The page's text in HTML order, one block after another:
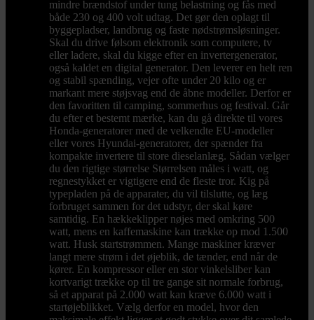
mindre brændstof under tung belastning og fås med
både 230 og 400 volt udtag. Det gør den oplagt til
byggepladser, landbrug og faste nødstrømsløsninger.
Skal du drive følsom elektronik som computere, tv
eller ladere, skal du kigge efter en invertergenerator,
også kaldet en digital generator. Den leverer en helt ren
og stabil spænding, vejer ofte under 20 kilo og er
markant mere støjsvag end de åbne modeller. Derfor er
den favoritten til camping, sommerhus og festival. Går
du efter et bestemt mærke, kan du gå direkte til vores
Honda-generatorer med de velkendte EU-modeller
eller vores Hyundai-generatorer, der spænder fra
kompakte invertere til store dieselanlæg. Sådan vælger
du den rigtige størrelse Størrelsen måles i watt, og
regnestykket er vigtigere end de fleste tror. Kig på
typepladen på de apparater, du vil tilslutte, og læg
forbruget sammen for det udstyr, der skal køre
samtidig. En hækkeklipper nøjes med omkring 500
watt, mens en kaffemaskine kan trække op mod 1.500
watt. Husk startstrømmen. Mange maskiner kræver
langt mere strøm i det øjeblik, de tænder, end når de
kører. En kompressor eller en stor vinkelsliber kan
kortvarigt trække op til tre gange sit normale forbrug,
så et apparat på 2.000 watt kan kræve 6.000 watt i
startøjeblikket. Vælg derfor en model, hvor den